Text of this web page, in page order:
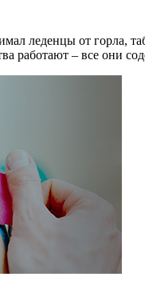
леденцы от горла,
работают – все они